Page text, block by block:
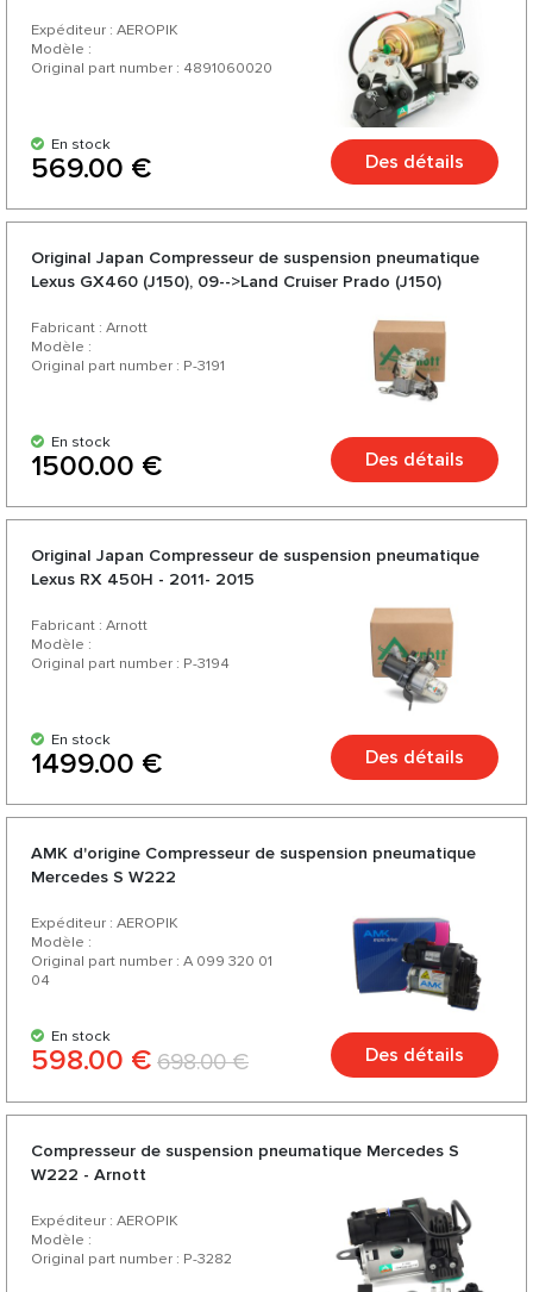
Expéditeur : AEROPIK
Modèle :
Original part number : 4891060020
En stock
569.00 € Des détails
Original Japan Compresseur de suspension pneumatique
Lexus GX460 (J150), 09-->Land Cruiser Prado (J150)
Fabricant : Arnott
Modèle :
Original part number : P-3191
En stock
1500.00 € Des détails
Original Japan Compresseur de suspension pneumatique
Lexus RX 450H - 2011- 2015
Fabricant : Arnott
Modèle :
Original part number : P-3194
En stock
1499.00 € Des détails
AMK d'origine Compresseur de suspension pneumatique
Mercedes S W222
Expéditeur : AEROPIK
Modèle :
Original part number : A 099 320 01
04
En stock
598.00 € 698.00 € Des détails
Compresseur de suspension pneumatique Mercedes S
W222 - Arnott
Expéditeur : AEROPIK
Modèle :
Original part number : P-3282